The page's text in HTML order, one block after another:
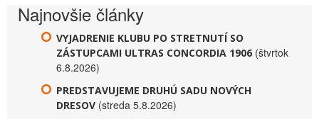
Najnovšie články
VYJADRENIE KLUBU PO STRETNUTÍ SO
ZÁSTUPCAMI ULTRAS CONCORDIA 1906 (štvrtok
6.8.2026)
PREDSTAVUJEME DRUHÚ SADU NOVÝCH
DRESOV (streda 5.8.2026)